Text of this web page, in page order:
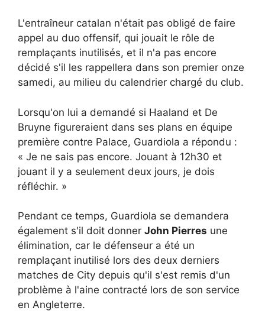
L'entraîneur catalan n'était pas obligé de faire
appel au duo offensif, qui jouait le rôle de
remplaçants inutilisés, et il n'a pas encore
décidé s'il les rappellera dans son premier onze
samedi, au milieu du calendrier chargé du club.
Lorsqu'on lui a demandé si Haaland et De
Bruyne figureraient dans ses plans en équipe
première contre Palace, Guardiola a répondu :
« Je ne sais pas encore. Jouant à 12h30 et
jouant il y a seulement deux jours, je dois
réfléchir. »
Pendant ce temps, Guardiola se demandera
également s'il doit donner John Pierres une
élimination, car le défenseur a été un
remplaçant inutilisé lors des deux derniers
matches de City depuis qu'il s'est remis d'un
problème à l'aine contracté lors de son service
en Angleterre.